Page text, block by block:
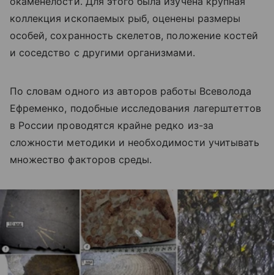
коллекция ископаемых рыб, оценены размеры
особей, сохранность скелетов, положение костей
и соседство с другими организмами.
По словам одного из авторов работы Всеволода
Ефременко, подобные исследования лагерштеттов
в России проводятся крайне редко из-за
сложности методики и необходимости учитывать
множество факторов среды.